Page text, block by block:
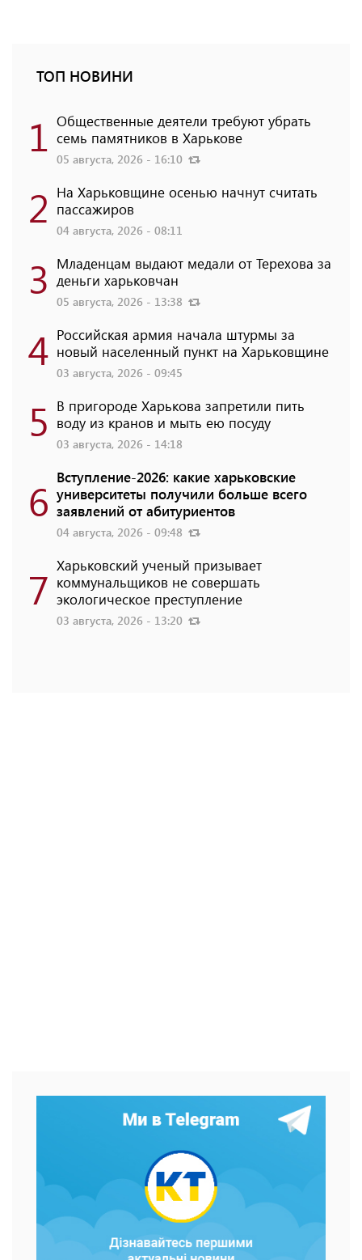
ТОП НОВИНИ
1 Общественные деятели требуют убрать
семь памятников в Харькове
05 августа, 2026 - 16:10
2 На Харьковщине осенью начнут считать
пассажиров
04 августа, 2026 - 08:11
3 Младенцам выдают медали от Терехова за
деньги харьковчан
05 августа, 2026 - 13:38
4 Российская армия начала штурмы за
новый населенный пункт на Харьковщине
03 августа, 2026 - 09:45
5 В пригороде Харькова запретили пить
воду из кранов и мыть ею посуду
03 августа, 2026 - 14:18
6 Вступление-2026: какие харьковские
университеты получили больше всего
заявлений от абитуриентов
04 августа, 2026 - 09:48
7 Харьковский ученый призывает
коммунальщиков не совершать
экологическое преступление
03 августа, 2026 - 13:20